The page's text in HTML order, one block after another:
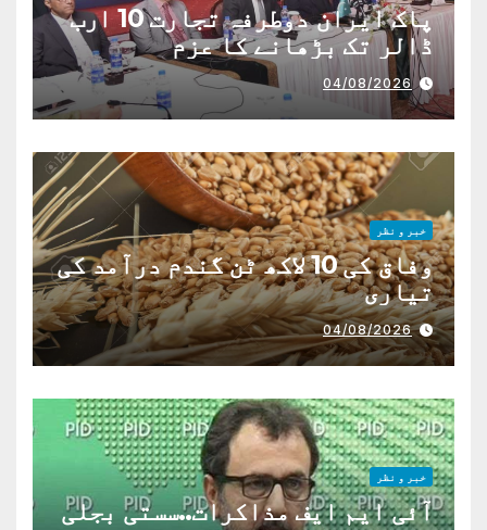
پاک ایران دوطرفہ تجارت 10 ارب
ڈالر تک بڑھانے کا عزم
04/08/2026
خبر و نظر
وفاق کی 10 لاکھ ٹن گندم درآمد کی
تیاری
04/08/2026
خبر و نظر
آئی ایم ایف مذاکرات..سستی بجلی